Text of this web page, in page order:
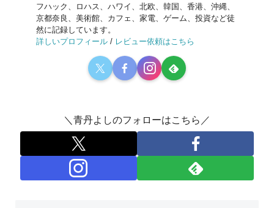
フハック、ロハス、ハワイ、北欧、韓国、香港、沖縄、
京都奈良、美術館、カフェ、家電、ゲーム、投資など徒
然に記録しています。
詳しいプロフィール / レビュー依頼はこちら
＼青丹よしのフォローはこちら／